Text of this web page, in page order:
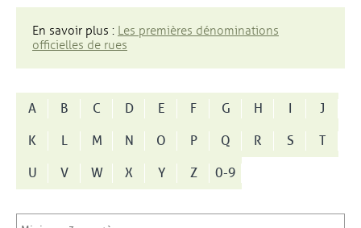
En savoir plus : Les premières dénominations
officielles de rues
A B C D E F G H I
J
K
L M N O P Q R S
T
U
V W X Y Z 0-9